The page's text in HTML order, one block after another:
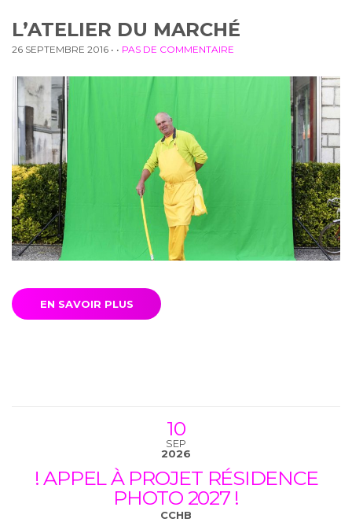
L’ATELIER DU MARCHÉ
26 SEPTEMBRE 2016 • • PAS DE COMMENTAIRE
EN SAVOIR PLUS
10
SEP
2026
! APPEL À PROJET RÉSIDENCE
PHOTO 2027 !
CCHB